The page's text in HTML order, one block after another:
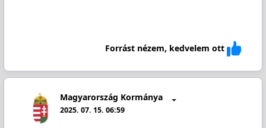
Forrást nézem, kedvelem ott
Magyarország Kormánya
2025. 07. 15. 06:59